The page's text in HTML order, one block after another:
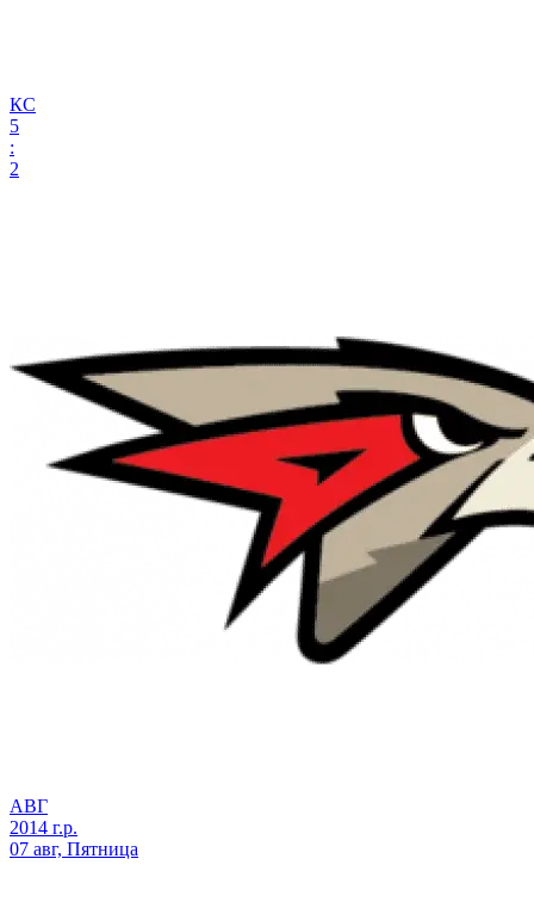
КС
5
:
2
АВГ
2014 г.р.
07 авг, Пятница